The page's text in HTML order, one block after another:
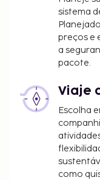
identificação
Devido às
transações
não poderão
dos dados
reserva.
sistema
preços e
a
pacote.
Viaje
Escolha
como